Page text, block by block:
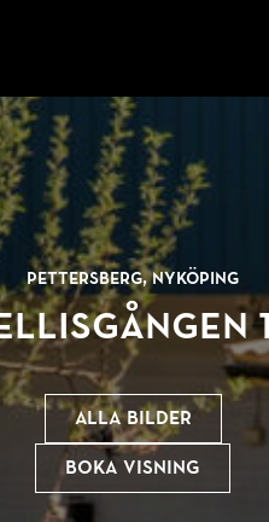
Pettersberg, Nyköping
Alla bilder
Boka visning